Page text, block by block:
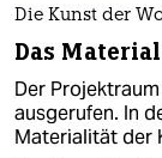
Die Kunst der
Das
Der
ausgerufen. In
Materialität der